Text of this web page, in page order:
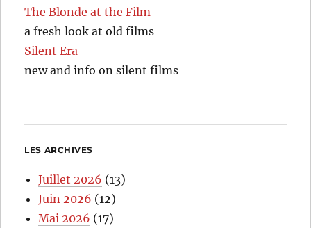
The Blonde at the Film
a fresh look at old films
Silent Era
new and info on silent films
LES ARCHIVES
Juillet 2026 (13)
Juin 2026 (12)
Mai 2026 (17)